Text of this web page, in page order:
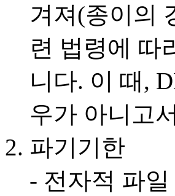
겨져(종이의
련 법령에 따
니다. 이 때,
우가 아니고
파기기한
- 전자적 파